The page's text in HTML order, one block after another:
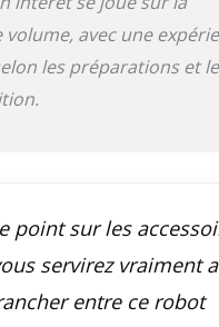
hacheur, moulin à
café, presse-
agrumes, un bon
fonctionnement sûr.
La conception
amovible,
l'autonettoyage et le
volume, avec une
les préparations et
point sur les
servirez vraiment
entre ce robot